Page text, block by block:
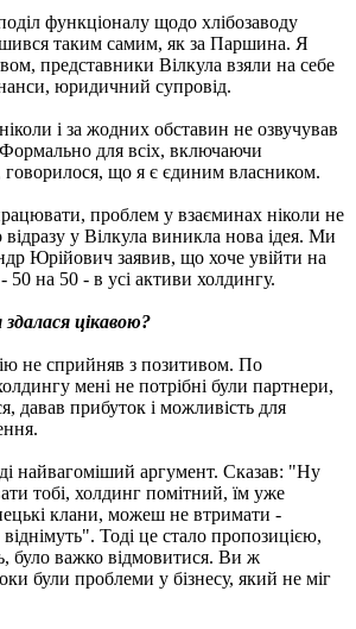
функціоналу щодо хлібозаводу
таким самим, як за Паршина. Я
представники Вілкула взяли на себе
юридичний супровід.
і за жодних обставин не озвучував
Формально для всіх, включаючи
говорилося, що я є єдиним власником.
проблем у взаєминах ніколи не
у Вілкула виникла нова ідея. Ми
Юрійович заявив, що хоче увійти на
50 на 50 - в усі активи холдингу.
цікавою?
не сприйняв з позитивом. По
мені не потрібні були партнери,
давав прибуток і можливість для
найвагоміший аргумент. Сказав: "Ну
тобі, холдинг помітний, їм уже
клани, можеш не втримати -
Тоді це стало пропозицією,
було важко відмовитися. Ви ж
були проблеми у бізнесу, який не міг